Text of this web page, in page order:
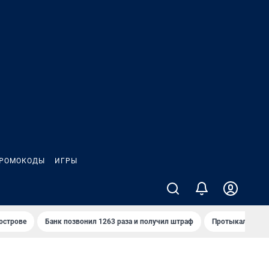
ИГРЫ
Банк позвонил 1263 раза и получил штраф Протыкал